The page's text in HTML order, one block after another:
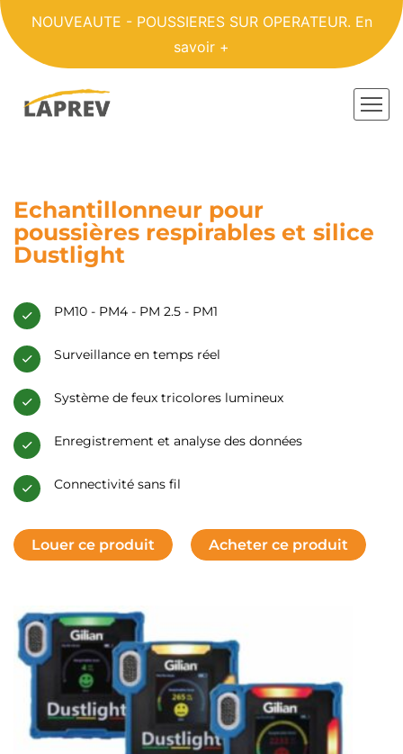
NOUVEAUTE - POUSSIERES SUR OPERATEUR. En
savoir +
Echantillonneur pour
poussières respirables et silice
Dustlight
PM10 - PM4 - PM 2.5 - PM1
Surveillance en temps réel
Système de feux tricolores lumineux
Enregistrement et analyse des données
Connectivité sans fil